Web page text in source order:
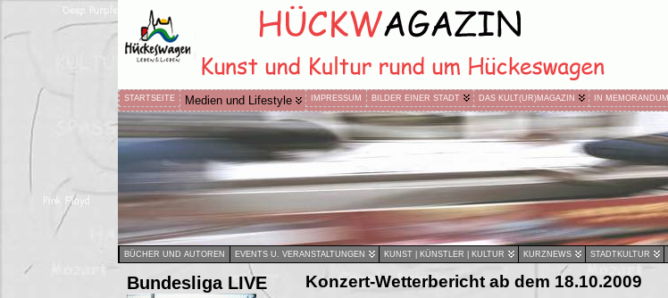
STARTSEITE Medien und Lifestyle IMPRESSUM BILDER EINER STADT DAS KULT(UR)MAGAZIN IN MEMORANDUM
BÜCHER UND AUTOREN EVENTS U. VERANSTALTUNGEN KUNST | KÜNSTLER | KULTUR KURZNEWS STADTKULTUR
Bundesliga LIVE Konzert-Wetterbericht ab dem 18.10.2009